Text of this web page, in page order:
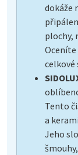
dokáže
plochy,
celkové
Tento
a
Jeho